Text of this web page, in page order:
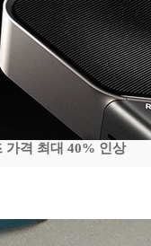
가격 최대 40% 인상